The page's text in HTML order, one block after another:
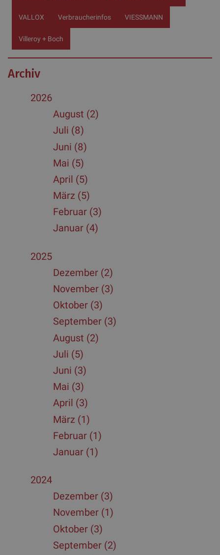
VALLOX Verbraucherinfos VIESSMANN
Villeroy + Boch
Archiv
2026
August (2)
Juli (8)
Juni (8)
Mai (5)
April (5)
März (5)
Februar (3)
Januar (4)
2025
Dezember (2)
November (3)
Oktober (3)
September (3)
August (2)
Juli (5)
Juni (3)
Mai (3)
April (3)
März (1)
Februar (1)
Januar (1)
2024
Dezember (3)
November (1)
Oktober (3)
September (2)